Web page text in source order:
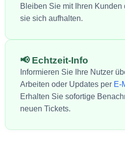
Bleiben Sie mit Ihren Kunden
sie sich aufhalten.
📢 Echtzeit-Info
Informieren Sie Ihre Nutzer
Arbeiten oder Updates per E-
Erhalten Sie sofortige
neuen Tickets.